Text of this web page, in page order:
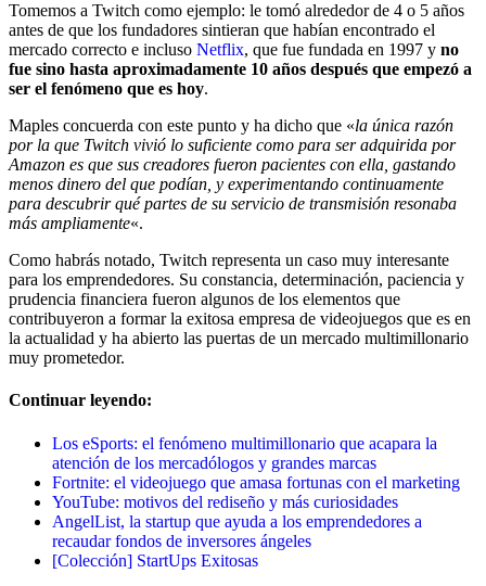
Tomemos a Twitch como ejemplo: le tomó alrededor de 4 o 5 años
antes de que los fundadores sintieran que habían encontrado el
mercado correcto e incluso Netflix, que fue fundada en 1997 y no
fue sino hasta aproximadamente 10 años después que empezó a
ser el fenómeno que es hoy.
Maples concuerda con este punto y ha dicho que «la única razón
por la que Twitch vivió lo suficiente como para ser adquirida por
Amazon es que sus creadores fueron pacientes con ella, gastando
menos dinero del que podían, y experimentando continuamente
para descubrir qué partes de su servicio de transmisión resonaba
más ampliamente«.
Como habrás notado, Twitch representa un caso muy interesante
para los emprendedores. Su constancia, determinación, paciencia y
prudencia financiera fueron algunos de los elementos que
contribuyeron a formar la exitosa empresa de videojuegos que es en
la actualidad y ha abierto las puertas de un mercado multimillonario
muy prometedor.
Continuar leyendo:
Los eSports: el fenómeno multimillonario que acapara la
atención de los mercadólogos y grandes marcas
Fortnite: el videojuego que amasa fortunas con el marketing
YouTube: motivos del rediseño y más curiosidades
AngelList, la startup que ayuda a los emprendedores a
recaudar fondos de inversores ángeles
[Colección] StartUps Exitosas